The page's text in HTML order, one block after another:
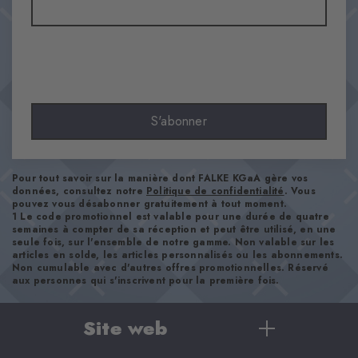
Matière
Longueur de tige
Mollet
Type d'ourlet
A côtes
Renforts
aucun
Semelle
Normal
casual
S'abonner
Pour tout savoir sur la manière dont FALKE KGaA gère vos
données, consultez notre Politique de confidentialité. Vous
pouvez vous désabonner gratuitement à tout moment.
1 Le code promotionnel est valable pour une durée de quatre
semaines à compter de sa réception et peut être utilisé, en une
seule fois, sur l'ensemble de notre gamme. Non valable sur les
articles en solde, les articles personnalisés ou les abonnements.
Non cumulable avec d'autres offres promotionnelles. Réservé
aux personnes qui s'inscrivent pour la première fois.
Site web